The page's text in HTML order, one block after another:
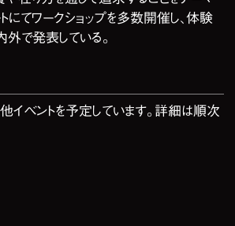
にてワークショップを多数開催し、体験
で発表している。
イベントを予定しています。詳細は順次